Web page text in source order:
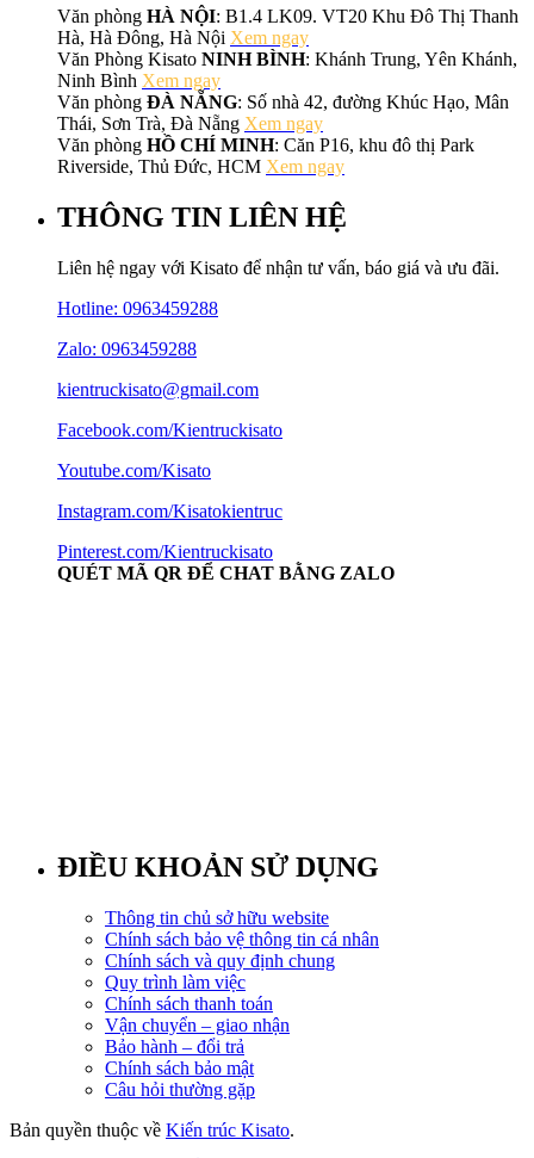
Văn phòng HÀ NỘI: B1.4 LK09. VT20 Khu Đô Thị Thanh
Hà, Hà Đông, Hà Nội Xem ngay
Văn Phòng Kisato NINH BÌNH: Khánh Trung, Yên Khánh,
Ninh Bình Xem ngay
Văn phòng ĐÀ NẴNG: Số nhà 42, đường Khúc Hạo, Mân
Thái, Sơn Trà, Đà Nẵng Xem ngay
Văn phòng HỒ CHÍ MINH: Căn P16, khu đô thị Park
Riverside, Thủ Đức, HCM Xem ngay
THÔNG TIN LIÊN HỆ
Liên hệ ngay với Kisato để nhận tư vấn, báo giá và ưu đãi.
Hotline: 0963459288
Zalo: 0963459288
kientruckisato@gmail.com
Facebook.com/Kientruckisato
Youtube.com/Kisato
Instagram.com/Kisatokientruc
Pinterest.com/Kientruckisato
QUÉT MÃ QR ĐỂ CHAT BẰNG ZALO
ĐIỀU KHOẢN SỬ DỤNG
Thông tin chủ sở hữu website
Chính sách bảo vệ thông tin cá nhân
Chính sách và quy định chung
Quy trình làm việc
Chính sách thanh toán
Vận chuyển – giao nhận
Bảo hành – đổi trả
Chính sách bảo mật
Câu hỏi thường gặp
Bản quyền thuộc về Kiến trúc Kisato.